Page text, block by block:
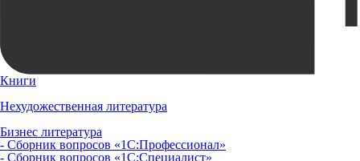
Книги
Нехудожественная литература
Бизнес литература
- Сборник вопросов «1С:Профессионал»
- Сборник вопросов «1С:Специалист»